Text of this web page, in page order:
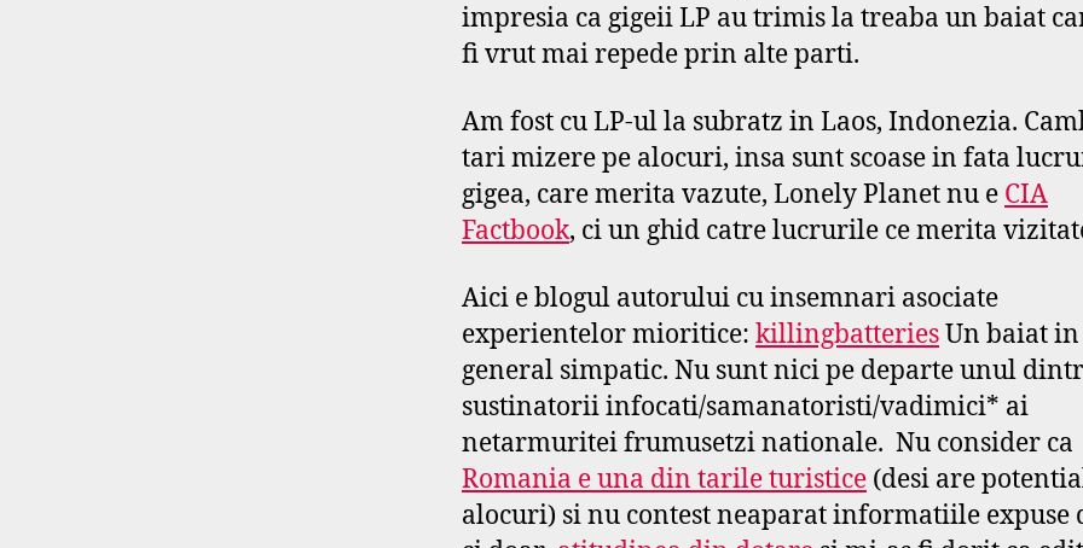
impresia ca gigeii LP au trimis la treaba un baiat
fi vrut mai repede prin alte parti.
Am fost cu LP-ul la subratz in Laos, Indonezia.
tari mizere pe alocuri, insa sunt scoase in fata
gigea, care merita vazute, Lonely Planet nu e CIA
Factbook, ci un ghid catre lucrurile ce merita
Aici e blogul autorului cu insemnari asociate
experientelor mioritice: killingbatteriesUn baiat in
general simpatic. Nu sunt nici pe departe unul
sustinatorii infocati/samanatoristi/vadimici* ai
netarmuritei frumusetzi nationale. Nu consider ca
Romania e una din tarile turistice (desi are
alocuri) si nu contest neaparat informatiile expuse